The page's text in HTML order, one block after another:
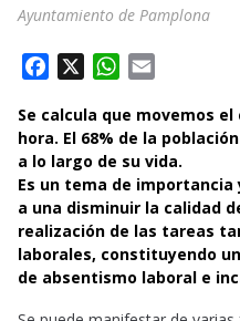
Ayuntamiento de Pamplona
c
e
b
o
o
k
W
a
t
s
A
p
p
a
i
l
Se calcula que movemos
hora. El 68% de la
a lo largo de su vida.
Es un tema de
a una disminuir la calidad
realización de las tareas
laborales, constituyendo
de absentismo laboral e